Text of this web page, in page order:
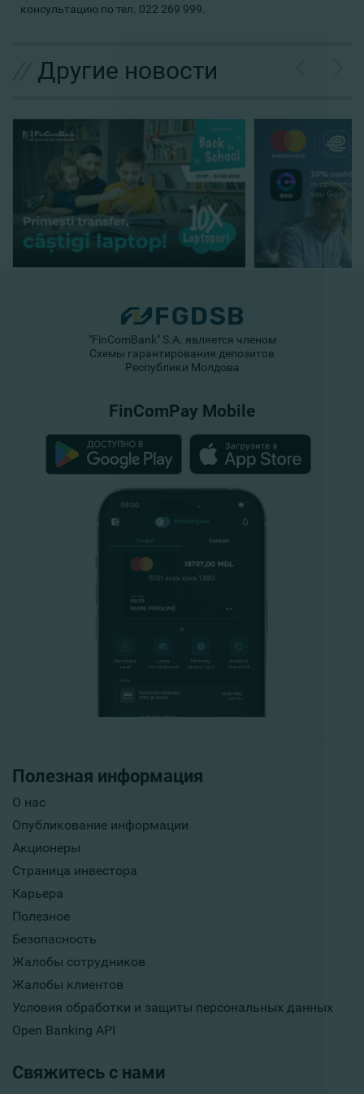
консультацию по тел. 022 269 999.
Другие новости
Полезная информация
О нас
Опубликование информации
Акционеры
Страница инвестора
Карьера
Полезное
Безопасность
Жалобы сотрудников
Жалобы клиентов
Условия обработки и защиты персональных данных
Open Banking API
Свяжитесь с нами
"FinComBank" S.A. является членом
Схемы гарантирования депозитов
Республики Молдова
FinComPay Mobile